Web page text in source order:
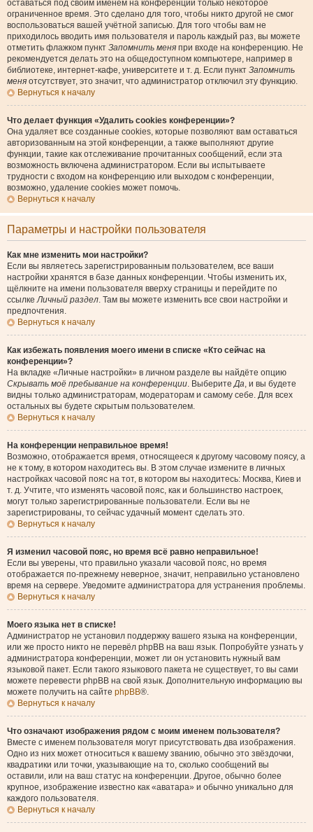
оставаться под своим именем на конференции только некоторое
ограниченное время. Это сделано для того, чтобы никто другой не смог
воспользоваться вашей учётной записью. Для того чтобы вам не
приходилось вводить имя пользователя и пароль каждый раз, вы можете
отметить флажком пункт Запомнить меня при входе на конференцию. Не
рекомендуется делать это на общедоступном компьютере, например в
библиотеке, интернет-кафе, университете и т. д. Если пункт Запомнить
меня отсутствует, это значит, что администратор отключил эту функцию.
Вернуться к началу
Что делает функция «Удалить cookies конференции»?
Она удаляет все созданные cookies, которые позволяют вам оставаться
авторизованным на этой конференции, а также выполняют другие
функции, такие как отслеживание прочитанных сообщений, если эта
возможность включена администратором. Если вы испытываете
трудности с входом на конференцию или выходом с конференции,
возможно, удаление cookies может помочь.
Вернуться к началу
Параметры и настройки пользователя
Как мне изменить мои настройки?
Если вы являетесь зарегистрированным пользователем, все ваши
настройки хранятся в базе данных конференции. Чтобы изменить их,
щёлкните на имени пользователя вверху страницы и перейдите по
ссылкеЛичный раздел. Там вы можете изменить все свои настройки и
предпочтения.
Вернуться к началу
Как избежать появления моего имени в списке «Кто сейчас на
конференции»?
На вкладке «Личные настройки» в личном разделе вы найдёте опцию
Скрывать моё пребывание на конференции. ВыберитеДа, и вы будете
видны только администраторам, модераторам и самому себе. Для всех
остальных вы будете скрытым пользователем.
Вернуться к началу
На конференции неправильное время!
Возможно, отображается время, относящееся к другому часовому поясу, а
не к тому, в котором находитесь вы. В этом случае измените в личных
настройках часовой пояс на тот, в котором вы находитесь: Москва, Киев и
т. д. Учтите, что изменять часовой пояс, как и большинство настроек,
могут только зарегистрированные пользователи. Если вы не
зарегистрированы, то сейчас удачный момент сделать это.
Вернуться к началу
Я изменил часовой пояс, но время всё равно неправильное!
Если вы уверены, что правильно указали часовой пояс, но время
отображается по-прежнему неверное, значит, неправильно установлено
время на сервере. Уведомите администратора для устранения проблемы.
Вернуться к началу
Моего языка нет в списке!
Администратор не установил поддержку вашего языка на конференции,
или же просто никто не перевёл phpBB на ваш язык. Попробуйте узнать у
администратора конференции, может ли он установить нужный вам
языковой пакет. Если такого языкового пакета не существует, то вы сами
можете перевести phpBB на свой язык. Дополнительную информацию вы
можете получить на сайте phpBB®.
Вернуться к началу
Что означают изображения рядом с моим именем пользователя?
Вместе с именем пользователя могут присутствовать два изображения.
Одно из них может относиться к вашему званию, обычно это звёздочки,
квадратики или точки, указывающие на то, сколько сообщений вы
оставили, или на ваш статус на конференции. Другое, обычно более
крупное, изображение известно как «аватара» и обычно уникально для
каждого пользователя.
Вернуться к началу